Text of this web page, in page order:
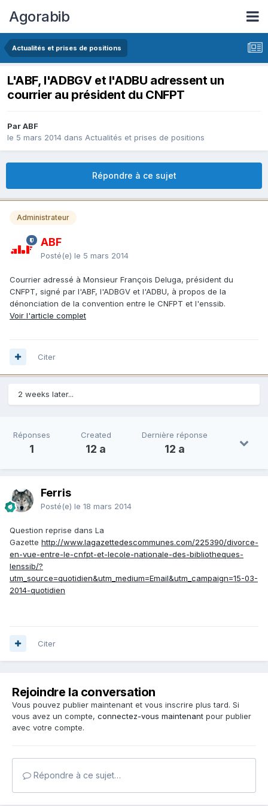
Agorabib
Actualités et prises de positions
L'ABF, l'ADBGV et l'ADBU adressent un
courrier au président du CNFPT
Par ABF
le 5 mars 2014 dans Actualités et prises de positions
Répondre à ce sujet
Administrateur
ABF
Posté(e) le 5 mars 2014
Courrier adressé à Monsieur François Deluga, président du
CNFPT, signé par l'ABF, l'ADBGV et l'ADBU, à propos de la
dénonciation de la convention entre le CNFPT et l'enssib.
Voir l'article complet
Citer
2 weeks later...
Réponses
1
Created
12 a
Dernière réponse
12 a
Ferris
Posté(e) le 18 mars 2014
Question reprise dans La
Gazette http://www.lagazettedescommunes.com/225390/divorce-
en-vue-entre-le-cnfpt-et-lecole-nationale-des-bibliotheques-
lenssib/?
utm_source=quotidien&utm_medium=Email&utm_campaign=15-03-
2014-quotidien
Citer
Rejoindre la conversation
Vous pouvez publier maintenant et vous inscrire plus tard. Si
vous avez un compte, connectez-vous maintenant pour publier
avec votre compte.
Répondre à ce sujet…